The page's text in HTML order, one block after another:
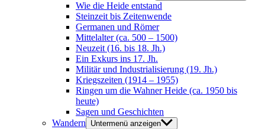
Wie die Heide entstand
Steinzeit bis Zeitenwende
Germanen und Römer
Mittelalter (ca. 500 – 1500)
Neuzeit (16. bis 18. Jh.)
Ein Exkurs ins 17. Jh.
Militär und Industrialisierung (19. Jh.)
Kriegszeiten (1914 – 1955)
Ringen um die Wahner Heide (ca. 1950 bis
heute)
Sagen und Geschichten
Wandern
Untermenü anzeigen